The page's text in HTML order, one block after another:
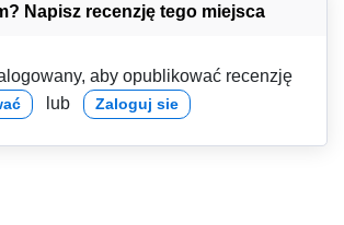
Napisz recenzję tego miejsca
aby opublikować recenzję
lub Zaloguj sie